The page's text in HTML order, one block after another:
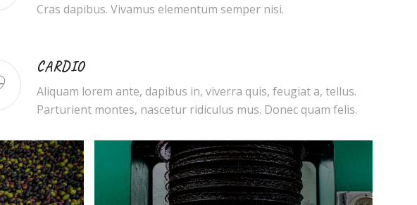
Cras dapibus. Vivamus elementum semper nisi.
CARDIO
Aliquam lorem ante, dapibus in, viverra quis, feugiat a, tellus.
Parturient montes, nascetur ridiculus mus. Donec quam felis.